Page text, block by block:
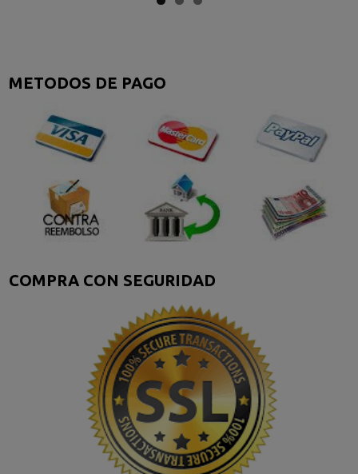
METODOS DE PAGO
COMPRA CON SEGURIDAD